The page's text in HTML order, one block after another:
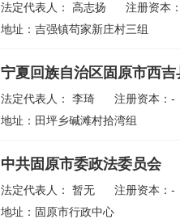
法定代表人：高志扬 注册资本
地址：吉强镇苟家新庄村三组
宁夏回族自治区固原市西
法定代表人：李琦 注册资本：-
地址：田坪乡碱滩村拾湾组
中共固原市委政法委员会
法定代表人：暂无 注册资本：-
地址：固原市行政中心